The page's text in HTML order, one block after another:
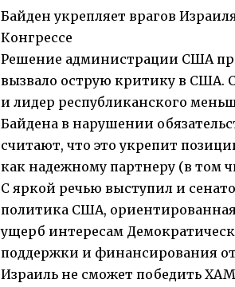
Байден укрепляет врагов
Конгрессе
Решение администрации США
вызвало острую критику в США.
и лидер республиканского
Байдена в нарушении
считают, что это укрепит
как надежному партнеру (в том
С яркой речью выступил и
политика США,
ущерб интересам
поддержки и финансирования
Израиль не сможет победить